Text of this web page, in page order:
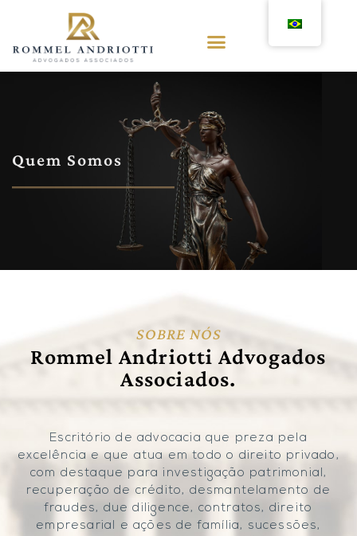
Quem Somos
SOBRE NÓS
Rommel Andriotti Advogados
Associados.
Escritório de advocacia que preza pela
excelência e que atua em todo o direito privado,
com destaque para investigação patrimonial,
recuperação de crédito, desmantelamento de
fraudes, due diligence, contratos, direito
empresarial e ações de família, sucessões,